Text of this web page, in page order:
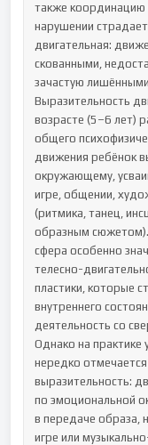
также координацию
нарушении
двигательная:
скованными,
зачастую
Выразительность
возрасте (5–6 лет)
общего
движения ребёнок
окружающему,
игре, общении,
(ритмика, танец,
образным сюжетом).
сфера особенно
телесно-
пластики, которые
внутреннего
деятельность со
Однако на практике
нередко
выразительность:
по эмоциональной
в передаче образа,
игре или